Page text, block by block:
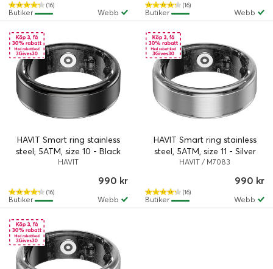
(16)
Webb
Butiker
(16)
Webb
Butiker
HAVIT Smart ring stainless
steel, 5ATM, size 10 - Black
HAVIT
(16)
990 kr
Webb
Butiker
HAVIT Smart ring stainless
steel, 5ATM, size 11 - Silver
HAVIT / M7083
(16)
990 kr
Webb
Butiker